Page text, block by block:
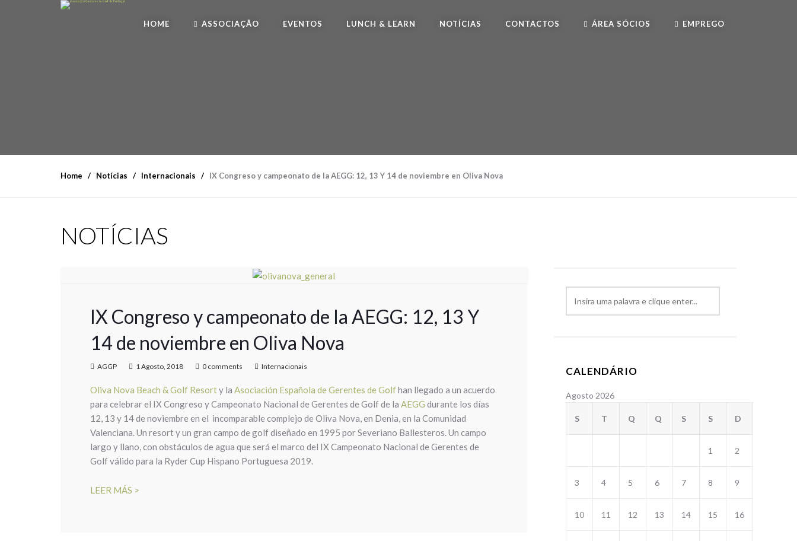
HOME ASSOCIAÇÃO EVENTOS LUNCH & LEARN NOTÍCIAS CONTACTOS ÁREA SÓCIOS EMPREGO
Home Notícias Internacionais IX Congreso y campeonato de la AEGG: 12, 13 Y 14 de noviembre en Oliva Nova
NOTÍCIAS
IX Congreso y campeonato de la AEGG: 12, 13 Y
14 de noviembre en Oliva Nova
AGGP 1 Agosto, 2018 0 comments Internacionais
Oliva Nova Beach & Golf Resorty la Asociación Española de Gerentes de Golfhan llegado a un acuerdo
para celebrar el IX Congreso y Campeonato Nacional de Gerentes de Golf de la AEGG durante los días
12, 13 y 14 de noviembre en el incomparable complejo de Oliva Nova, en Denia, en la Comunidad
Valenciana. Un resort y un gran campo de golf diseñado en 1995 por Severiano Ballesteros. Un campo
largo y llano, con obstáculos de agua que será el marco del IX Campeonato Nacional de Gerentes de
Golf válido para la Ryder Cup Hispano Portuguesa 2019.
LEER MÁS >
CALENDÁRIO
Agosto 2026
S T Q Q S S D
1 2
3 4 5 6 7 8 9
10 11 12 13 14 15 16